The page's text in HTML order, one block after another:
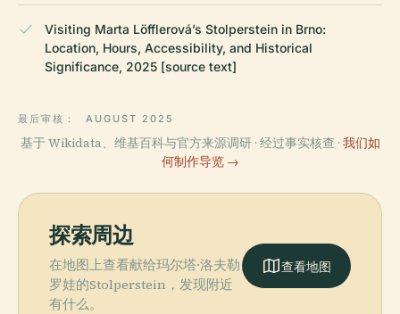
Visiting Marta Löfflerová’s Stolperstein in Brno:
Location, Hours, Accessibility, and Historical
Significance, 2025 [source text]
最后审核： AUGUST 2025
基于 Wikidata、维基百科与官方来源调研 · 经过事实核查 · 我们如
何制作导览 →
探索周边
在地图上查看献给玛尔塔·洛夫勒
罗娃的Stolperstein，发现附近
有什么。
查看地图